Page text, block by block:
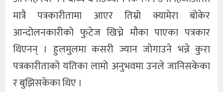
मात्रै पत्रकारीतामा आएर तिम्रो क्यामेरा बोकेर
आन्दोलनकारीको फुटेज खिच्ने मौका पाएका पत्रकार
थिएनन् । हुलमुलमा कसरी ज्यान जोगाउने भन्ने कुरा
पत्रकारीताको यतिका लामो अनुभवमा उनले जानिसकेका
र बुझिसकेका थिए ।